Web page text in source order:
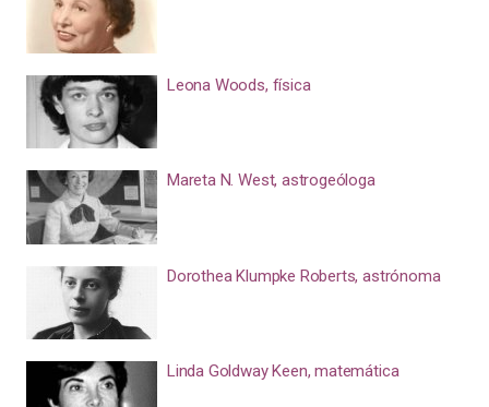
Leona Woods, física
Mareta N. West, astrogeóloga
Dorothea Klumpke Roberts, astrónoma
Linda Goldway Keen, matemática